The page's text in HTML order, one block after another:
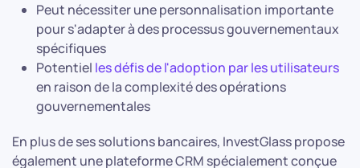
Peut nécessiter une personnalisation importante
pour s'adapter à des processus gouvernementaux
spécifiques
Potentiel les défis de l'adoption par les utilisateurs
en raison de la complexité des opérations
gouvernementales
En plus de ses solutions bancaires, InvestGlass propose
également une plateforme CRM spécialement conçue